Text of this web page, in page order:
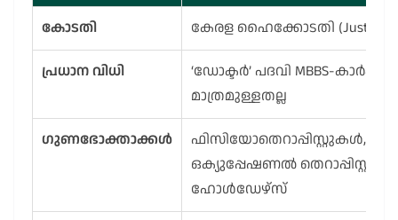
കോടതി കേരള ഹൈക്കോടതി (Justice
പ്രധാന വിധി
‘ഡോക്ടർ’ പദവി MBBS-കാർക്ക്
മാത്രമുള്ളതല്ല
ഗുണഭോക്താക്കൾ
ഫിസിയോതെറാപ്പിസ്റ്റുകൾ,
ഒക്യുപ്പേഷണൽ
ഹോൾഡേഴ്സ്